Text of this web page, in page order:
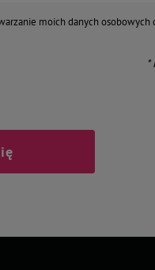
moich danych osobowych
*